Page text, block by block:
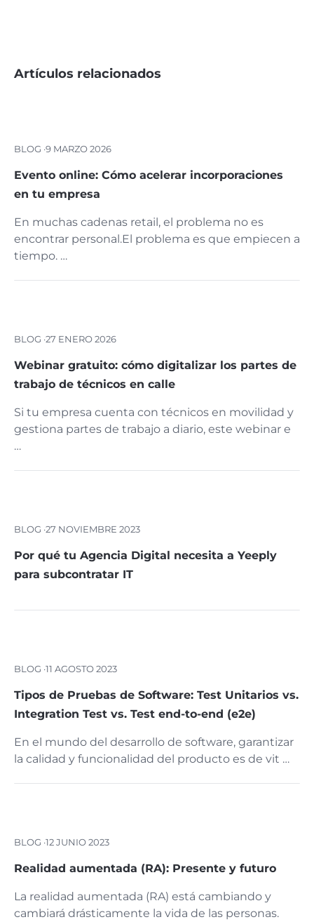
Artículos relacionados
BLOG ·9 MARZO 2026
Evento online: Cómo acelerar incorporaciones
en tu empresa
En muchas cadenas retail, el problema no es
encontrar personal.El problema es que empiecen a
tiempo. …
BLOG ·27 ENERO 2026
Webinar gratuito: cómo digitalizar los partes de
trabajo de técnicos en calle
Si tu empresa cuenta con técnicos en movilidad y
gestiona partes de trabajo a diario, este webinar e
…
BLOG ·27 NOVIEMBRE 2023
Por qué tu Agencia Digital necesita a Yeeply
para subcontratar IT
BLOG ·11 AGOSTO 2023
Tipos de Pruebas de Software: Test Unitarios vs.
Integration Test vs. Test end-to-end (e2e)
En el mundo del desarrollo de software, garantizar
la calidad y funcionalidad del producto es de vit …
BLOG ·12 JUNIO 2023
Realidad aumentada (RA): Presente y futuro
La realidad aumentada (RA) está cambiando y
cambiará drásticamente la vida de las personas.